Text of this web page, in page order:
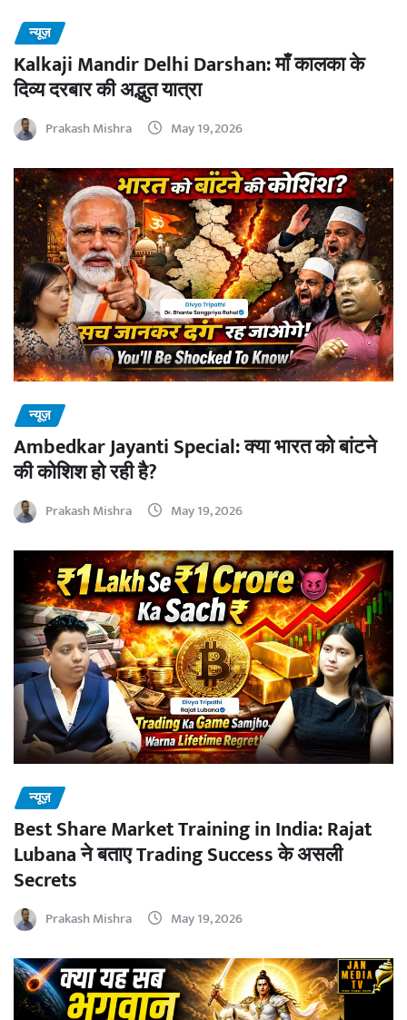
न्यूज़
Kalkaji Mandir Delhi Darshan: माँ कालका के
दिव्य दरबार की अद्भुत यात्रा
Prakash Mishra May 19, 2026
न्यूज़
Ambedkar Jayanti Special: क्या भारत को बांटने
की कोशिश हो रही है?
Prakash Mishra May 19, 2026
न्यूज़
Best Share Market Training in India: Rajat
Lubana ने बताए Trading Success के असली
Secrets
Prakash Mishra May 19, 2026